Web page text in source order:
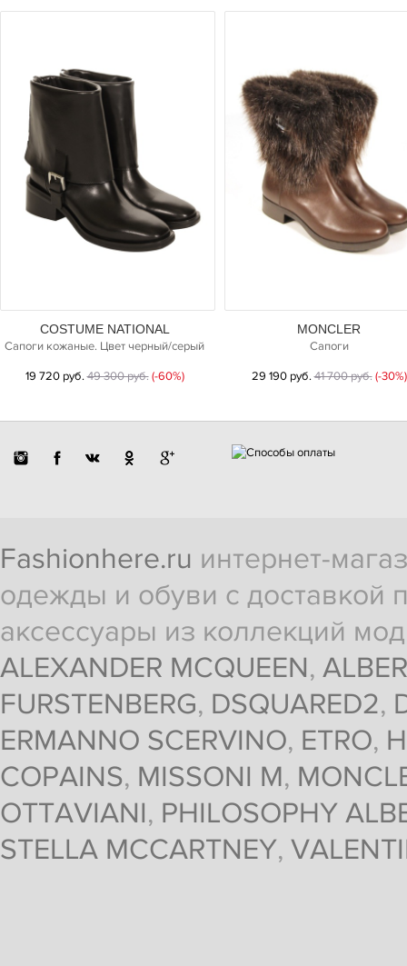
COSTUME NATIONAL
Сапоги кожаные. Цвет черный/серый
19 720 руб.49 300 руб. (-60%)
MONCLER
Сапоги
29 190 руб.41 700 руб. (-30%)
Fashionhere.ru интернет-
одежды и обуви с доставкой
аксессуары из коллекций
ALEXANDER MCQUEEN,
FURSTENBERG, DSQUARED2,
ERMANNO SCERVINO, ETRO,
COPAINS, MISSONI M,
OTTAVIANI, PHILOSOPHY
STELLA MCCARTNEY,